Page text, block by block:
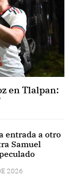
en Tlalpan:
entrada a otro
Samuel
2026